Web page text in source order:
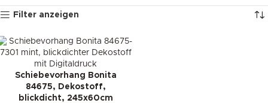
Filter anzeigen
Schiebevorhang Bonita
84675, Dekostoff,
blickdicht, 245x60cm